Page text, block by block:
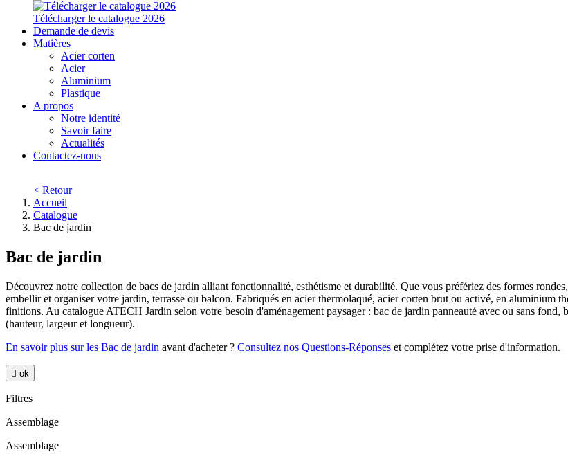
Télécharger le catalogue 2026
Demande de devis
Matières
Acier corten
Acier
Aluminium
Plastique
A propos
Notre identité
Savoir faire
Actualités
Contactez-nous
< Retour
Accueil
Catalogue
Bac de jardin
Bac de jardin
Découvrez notre collection de bacs de jardin alliant fonctionnalité, esthétisme et durabilité. Que vous préfériez des formes
embellir et organiser votre jardin, terrasse ou balcon. Fabriqués en acier thermolaqué, acier corten brut ou activé, en aluminium
finitions. Au catalogue ATECH Jardin selon votre besoin d'aménagement paysager : bac de jardin panneauté avec ou sans
(hauteur, largeur et longueur).
En savoir plus sur les Bac de jardin avant d'acheter ? Consultez nos Questions-Réponses et complétez votre prise d'information.
 ok
Filtres
Assemblage
Assemblage